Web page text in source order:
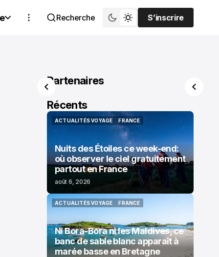
Recherche
S’inscrire
S’inscrire
Partenaires
Récents
ACTUALITÉS VOYAGE
ACTUALITÉS VOYAGE
FRANCE
FRANCE
Nuits des Étoiles ce week-end:
où observer le ciel gratuitement
partout en France
août 6, 2026
ACTUALITÉS VOYAGE
FRANCE
Ni Bora-Bora ni les Maldives, ce
banc de sable blanc apparaît à
marée basse en Bretagne